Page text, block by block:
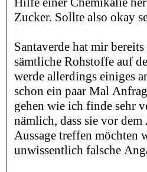
Zucker. Sollte also okay
Santaverde hat mir
sämtliche Rohstoffe auf
werde allerdings einiges
schon ein paar Mal
gehen wie ich finde sehr
nämlich, dass sie vor
Aussage treffen möchten
unwissentlich falsche